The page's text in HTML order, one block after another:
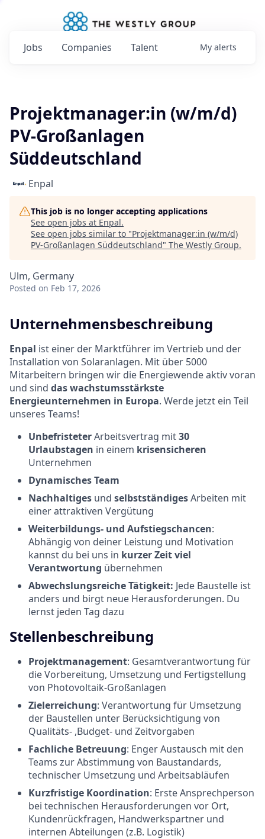
Jobs Companies Talent My alerts
Projektmanager:in (w/m/d)
PV-Großanlagen
Süddeutschland
Enpal
This job is no longer accepting applications
See open jobs at Enpal.
See open jobs similar to "Projektmanager:in (w/m/d)
PV-Großanlagen Süddeutschland" The Westly Group.
Ulm, Germany
Posted on Feb 17, 2026
Unternehmensbeschreibung
Enpal ist einer der Marktführer im Vertrieb und der
Installation von Solaranlagen. Mit über 5000
Mitarbeitern bringen wir die Energiewende aktiv voran
und sind das wachstumsstärkste
Energieunternehmen in Europa. Werde jetzt ein Teil
unseres Teams!
UnbefristeterArbeitsvertrag mit30
Urlaubstagen in einem krisensicheren
Unternehmen
Dynamisches Team
Nachhaltiges und selbstständigesArbeiten mit
einer attraktiven Vergütung
Weiterbildungs- und Aufstiegschancen:
Abhängig von deiner Leistung und Motivation
kannst du bei uns in kurzer Zeit viel
Verantwortung übernehmen
Abwechslungsreiche Tätigkeit: Jede Baustelle ist
anders und birgt neue Herausforderungen. Du
lernst jeden Tag dazu
Stellenbeschreibung
Projektmanagement: Gesamtverantwortung für
die Vorbereitung, Umsetzung und Fertigstellung
von Photovoltaik-Großanlagen
Zielerreichung: Verantwortung für Umsetzung
der Baustellen unter Berücksichtigung von
Qualitäts- ,Budget- und Zeitvorgaben
Fachliche Betreuung: Enger Austausch mit den
Teams zur Abstimmung von Baustandards,
technischer Umsetzung und Arbeitsabläufen
Kurzfristige Koordination: Erste Ansprechperson
bei technischen Herausforderungen vor Ort,
Kundenrückfragen, Handwerkspartner und
internen Abteilungen (z.B. Logistik)